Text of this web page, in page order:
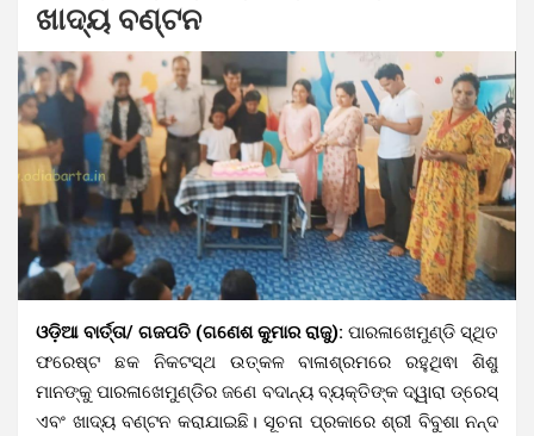
ଖାଦ୍ୟ ବଣ୍ଟନ
ଓଡ଼ିଆ ବାର୍ତ୍ତା/ ଗଜପତି (ଗଣେଶ କୁମାର ରାଜୁ): ପାରଳାଖେମୁଣ୍ଡି ସ୍ଥିତ
ଫରେଷ୍ଟ ଛକ ନିକଟସ୍ଥ ଉତ୍କଳ ବାଳାଶ୍ରମରେ ରହୁଥିଵା ଶିଶୁ
ମାନଙ୍କୁ ପାରଳାଖେମୁଣ୍ଡିର ଜଣେ ବଦାନ୍ୟ ବ୍ୟକ୍ତିଙ୍କ ଦ୍ୱାରା ଡ୍ରେସ୍
ଏବଂ ଖାଦ୍ୟ ବଣ୍ଟନ କରାଯାଇଛି। ସୂଚନା ପ୍ରକାରେ ଶ୍ରୀ ବିବୁଶା ନନ୍ଦ